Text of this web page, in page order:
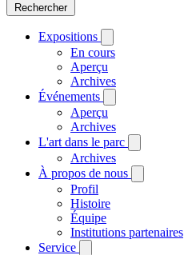
Rechercher
Expositions
En cours
Aperçu
Archives
Événements
Aperçu
Archives
L'art dans le parc
Archives
À propos de nous
Profil
Histoire
Équipe
Institutions partenaires
Service